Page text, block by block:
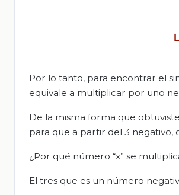
Por lo tanto, para encontrar el
equivale a multiplicar por uno
De la misma forma que
para que a partir del 3 negativo,
¿Por qué número “x” se
El tres que es un número